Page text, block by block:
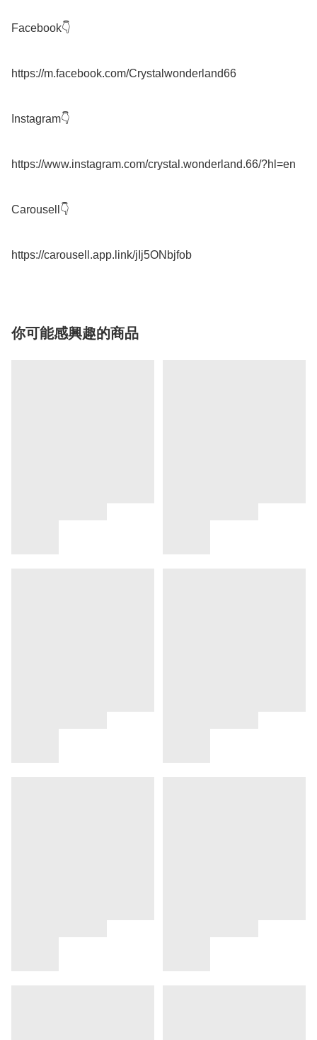
Facebook👇
https://m.facebook.com/Crystalwonderland66
Instagram👇
https://www.instagram.com/crystal.wonderland.66/?hl=en
Carousell👇
你可能感興趣的商品